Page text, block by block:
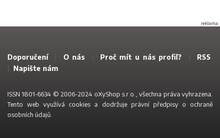
reklama
Doporučení| O nás Proč mít u nás profil?
RSS
Napište nám
ISSN 1801-6634 © 2006-2024 oXyShop s.r.o., všechna práva vyhrazena.
Tento web využívá cookies a dodržuje právní předpisy o ochraně
osobních údajů